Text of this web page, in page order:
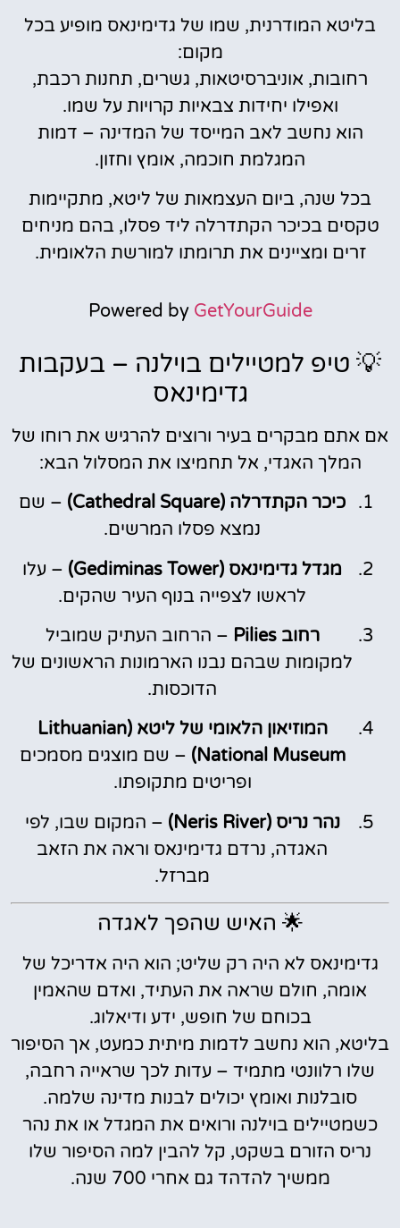
בליטא המודרנית, שמו של גדימינאס מופיע בכל
מקום:
רחובות, אוניברסיטאות, גשרים, תחנות רכבת,
ואפילו יחידות צבאיות קרויות על שמו.
הוא נחשב לאב המייסד של המדינה – דמות
המגלמת חוכמה, אומץ וחזון.
בכל שנה, ביום העצמאות של ליטא, מתקיימות
טקסים בכיכר הקתדרלה ליד פסלו, בהם מניחים
זרים ומציינים את תרומתו למורשת הלאומית.
Powered by GetYourGuide
💡 טיפ למטיילים בוילנה – בעקבות
גדימינאס
אם אתם מבקרים בעיר ורוצים להרגיש את רוחו של
המלך האגדי, אל תחמיצו את המסלול הבא:
כיכר הקתדרלה (Cathedral Square)
– שם
נמצא פסלו המרשים.
מגדל גדימינאס (Gediminas Tower)
– עלו
לראשו לצפייה בנוף העיר שהקים.
רחוב Pilies
– הרחוב העתיק שמוביל
למקומות שבהם נבנו הארמונות הראשונים של
הדוכסות.
המוזיאון הלאומי של ליטא (Lithuanian
National Museum) – שם מוצגים מסמכים
ופריטים מתקופתו.
נהר נריס (Neris River)
– המקום שבו, לפי
האגדה, נרדם גדימינאס וראה את הזאב
מברזל.
🌟 האיש שהפך לאגדה
גדימינאס לא היה רק שליט; הוא היה אדריכל של
אומה, חולם שראה את העתיד, ואדם שהאמין
בכוחם של חופש, ידע ודיאלוג.
בליטא, הוא נחשב לדמות מיתית כמעט, אך הסיפור
שלו רלוונטי מתמיד – עדות לכך שראייה רחבה,
סובלנות ואומץ יכולים לבנות מדינה שלמה.
כשמטיילים בוילנה ורואים את המגדל או את נהר
נריס הזורם בשקט, קל להבין למה הסיפור שלו
ממשיך להדהד גם אחרי 700 שנה.